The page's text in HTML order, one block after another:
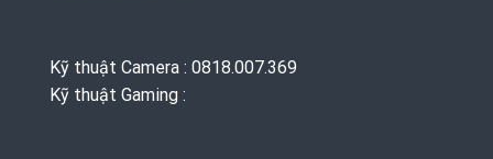
Kỹ thuật Camera : 0818.007.369
Kỹ thuật Gaming ‭: ‬